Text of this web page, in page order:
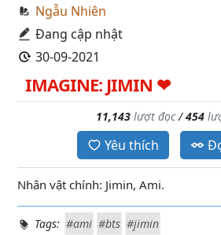
Ngẫu Nhiên
Đang cập nhật
30-09-2021
IMAGINE: JIMIN ❤
11,143 lượt đọc/454
Yêu thích
Nhân vật chính: Jimin, Ami.
Tags: #ami #bts #jimin